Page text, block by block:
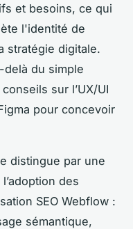
et besoins, ce qui
l'identité de
stratégie digitale.
delà du simple
sur l’UX/UI
pour concevoir
distingue par une
des
SEO Webflow :
sémantique,